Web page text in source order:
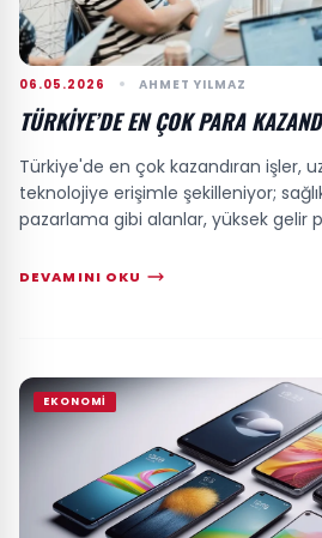
06.05.2026 AHMET YILMAZ
TÜRKIYE’DE EN ÇOK PARA
Türkiye'de en çok kazandıran işler,
teknolojiye erişimle şekilleniyor;
pazarlama gibi alanlar, yüksek gelir
DEVAMINI OKU
EKONOMI